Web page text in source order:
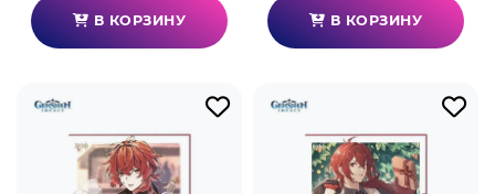
В КОРЗИНУ В КОРЗИНУ